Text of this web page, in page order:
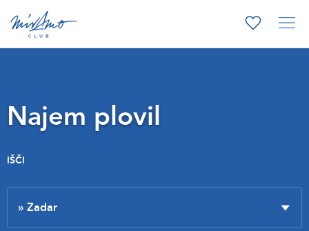
Najem plovil
IŠČI